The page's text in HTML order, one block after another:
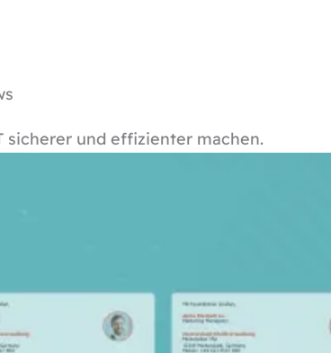
und effizienter machen.